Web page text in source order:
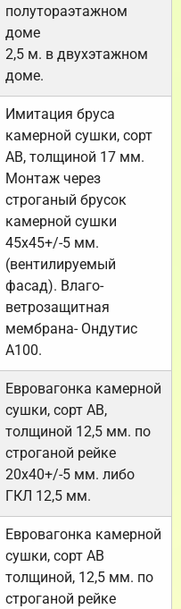
полутораэтажном
доме
2,5 м. в двухэтажном
доме.
Имитация бруса
камерной сушки, сорт
АВ, толщиной 17 мм.
Монтаж через
строганый брусок
камерной сушки
45х45+/-5 мм.
(вентилируемый
фасад). Влаго-
ветрозащитная
мембрана- Ондутис
А100.
Евровагонка камерной
сушки, сорт АВ,
толщиной 12,5 мм. по
строганой рейке
20х40+/-5 мм. либо
ГКЛ 12,5 мм.
Евровагонка камерной
сушки, сорт АВ
толщиной, 12,5 мм. по
строганой рейке